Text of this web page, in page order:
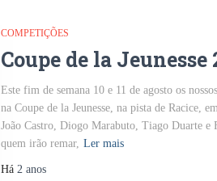
COMPETIÇÕES
Coupe de la Jeunesse
Este fim de semana 10 e 11 de agosto os
na Coupe de la Jeunesse, na pista de Racice,
João Castro, Diogo Marabuto, Tiago Duarte e
quem irão remar, Ler mais
Há 2 anos